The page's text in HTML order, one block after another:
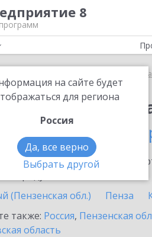
8
на сайте будет
для региона
Россия
Да, все верно
Выбрать другой
Премиальная
пунте
с информационными
продукта.
(Пензенская обл.)
Пенза
также: Россия, Пензенская
область